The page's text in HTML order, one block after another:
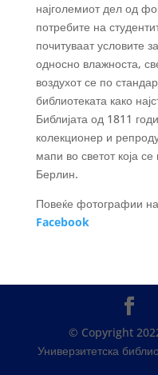
најголемиот дел од
потребите на
почитуваат условите
односно влажноста,
воздухот се по
библиотеката како
Библијата од 1811
колекционер и
мапи во светот која
Берлин.
Повеќе фотографии
Facebook
© Copyright
Универзитетска